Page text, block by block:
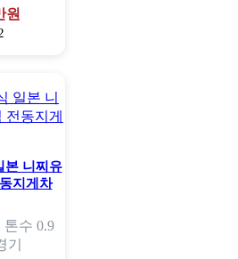
원
본 니찌유
지게차
톤수 0.9
기